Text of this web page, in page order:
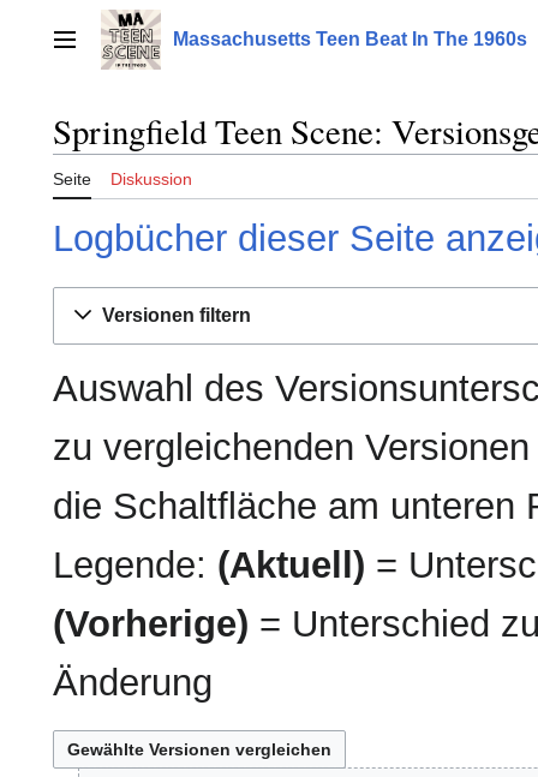
springenHauptmenü Massachusetts Teen Beat In The 1960s
Springfield Teen Scene:
Seite Diskussion
Logbücher dieser Seite
Versionen filtern
Auswahl des
zu vergleichenden
die Schaltfläche am unteren
Legende: (Aktuell) =
(Vorherige) = Unterschied
Änderung